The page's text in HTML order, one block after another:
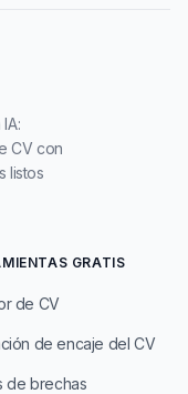
CV con
listos
GRATIS
de CV
de encaje del CV
de brechas